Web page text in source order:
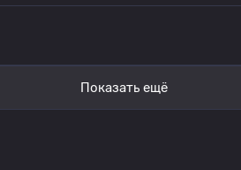
Показать ещё